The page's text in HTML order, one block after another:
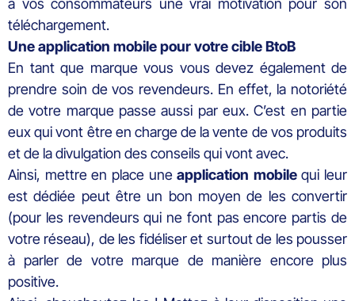
à vos consommateurs une vrai motivation pour son
téléchargement.
Une application mobile pour votre cible BtoB
En tant que marque vous vous devez également de
prendre soin de vos revendeurs. En effet, la notoriété
de votre marque passe aussi par eux. C’est en partie
eux qui vont être en charge de la vente de vos produits
et de la divulgation des conseils qui vont avec.
Ainsi, mettre en place uneapplication mobilequi leur
est dédiée peut être un bon moyen de les convertir
(pour les revendeurs qui ne font pas encore partis de
votre réseau), de les fidéliser et surtout de les pousser
à parler de votre marque de manière encore plus
positive.